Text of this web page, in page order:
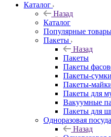
Каталог
Назад
Каталог
Популярные
Пакеты
Назад
Пакеты
Пакеты
Пакеты-сумки
Пакеты-
Пакеты для
Вакуумные
Пакеты для
Одноразовая посуда
Назад